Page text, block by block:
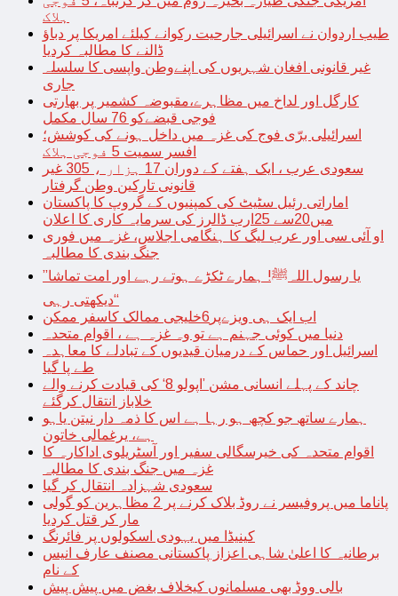
ہلاک
طیب اردوان نے اسرائیلی جارحیت رکوانے کیلئے امریکا پر دباؤ
ڈالنے کا مطالبہ کردیا
غیر قانونی افغان شہریوں کی اپنےوطن واپسی کا سلسلہ
جاری
کارگل اور لداخ میں مظاہرے،مقبوضہ کشمیر پر بھارتی
فوجی قبضےکو 76 سال مکمل
اسرائیلی برّی فوج کی غزہ میں داخل ہونے کی کوشش؛
افسر سمیت 5 فوجی ہلاک
سعودی عرب ، ایک ہفتے کے دوران 17 ہزار ، 305 غیر
قانونی تارکین وطن گرفتار
اماراتی رئیل سٹیٹ کی کمپنیوں کے گروپ کا پاکستان
میں20سے 25ارب ڈالرز کی سرمایہ کاری کا اعلان
او آئی سی اور عرب لیگ کا ہنگامی اجلاس، غزہ میں فوری
جنگ بندی کا مطالبہ
’’یا رسول اللہﷺ! ہمارے ٹکڑے ہوتے رہے اور امت تماشا
دیکھتی رہی‘‘
اب ایک ہی ویزےپر6خلیجی ممالک کاسفر ممکن
دنیا میں کوئی جہنم ہے تو وہ غزہ ہے ، اقوام متحدہ
اسرائیل اور حماس کے درمیان قیدیوں کے تبادلے کا معاہدہ
طے پا گیا
چاند کے پہلے انسانی مشن ’اپولو 8‘ کی قیادت کرنے والے
خلاباز انتقال کرگئے
ہمارے ساتھ جو کچھ ہو رہا ہے اس کا ذمہ دار نیتن یاہو
ہے، یرغمالی خاتون
اقوام متحدہ کی خیرسگالی سفیر اور آسٹریلوی اداکارہ کا
غزہ میں جنگ بندی کا مطالبہ
سعودی شہزادہ انتقال کر گیا
پاناما میں پروفیسر نے روڈ بلاک کرنے پر 2 مظاہرین کو گولی
مار کر قتل کردیا
کینیڈا میں یہودی اسکولوں پر فائرنگ
برطانیہ کا اعلیٰ شاہی اعزاز پاکستانی مصنف عارف انیس
کے نام
بالی ووڈ بھی مسلمانوں کیخلاف بغض میں پیش پیش